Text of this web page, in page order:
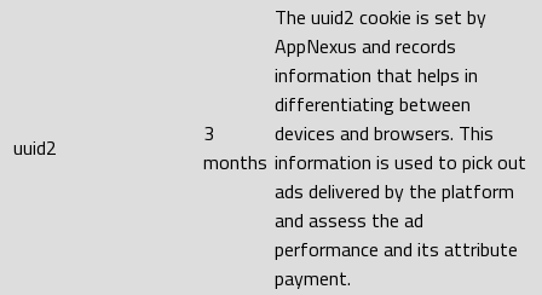
uuid2
3
months
The uuid2 cookie is set by
AppNexus and records
information that helps in
differentiating between
devices and browsers. This
information is used to pick out
ads delivered by the platform
and assess the ad
performance and its attribute
payment.